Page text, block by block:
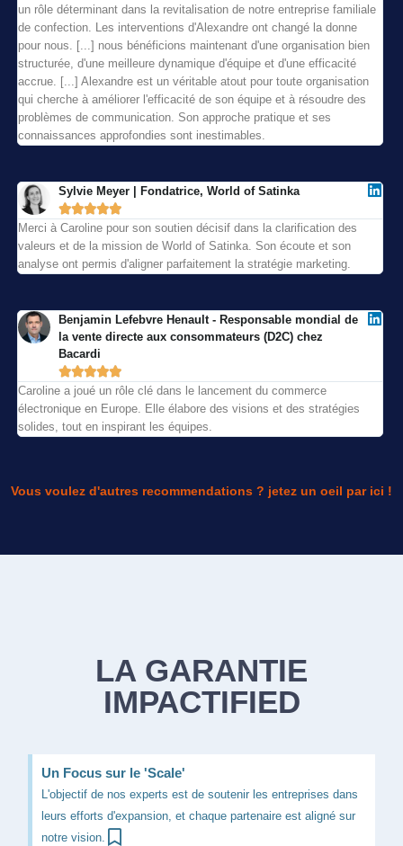
un rôle déterminant dans la revitalisation de notre entreprise familiale
de confection. Les interventions d'Alexandre ont changé la donne
pour nous. [...] nous bénéficions maintenant d'une organisation bien
structurée, d'une meilleure dynamique d'équipe et d'une efficacité
accrue. [...] Alexandre est un véritable atout pour toute organisation
qui cherche à améliorer l'efficacité de son équipe et à résoudre des
problèmes de communication. Son approche pratique et ses
connaissances approfondies sont inestimables.
Sylvie Meyer | Fondatrice, World of Satinka

Merci à Caroline pour son soutien décisif dans la clarification des
valeurs et de la mission de World of Satinka. Son écoute et son
analyse ont permis d'aligner parfaitement la stratégie marketing.
Benjamin Lefebvre Henault - Responsable mondial de
la vente directe aux consommateurs (D2C) chez
Bacardi

Caroline a joué un rôle clé dans le lancement du commerce
électronique en Europe. Elle élabore des visions et des stratégies
solides, tout en inspirant les équipes.
Vous voulez d'autres recommendations ? jetez un oeil par ici !
LA GARANTIE
IMPACTIFIED
Un Focus sur le 'Scale'
L'objectif de nos experts est de soutenir les entreprises dans
leurs efforts d'expansion, et chaque partenaire est aligné sur
notre vision.